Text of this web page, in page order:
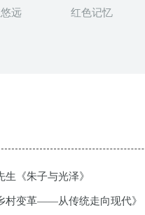
远 红色记忆
《朱子与光泽》
变革——从传统走向现代》